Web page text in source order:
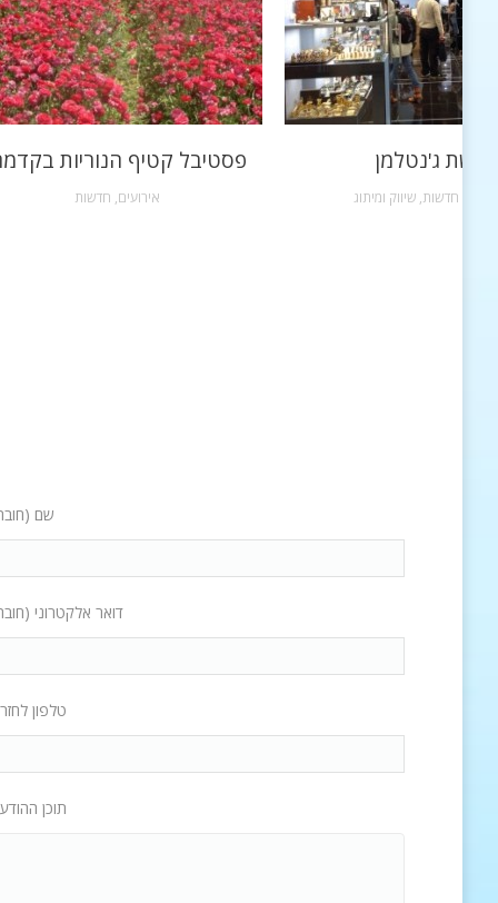
פסטיבל קטיף הנוריות
אירועים, חדשות
רשת ג'נטלמן
חדשות, שיווק ומיתוג
שם
דואר אלקטרוני
טלפון
תוכן